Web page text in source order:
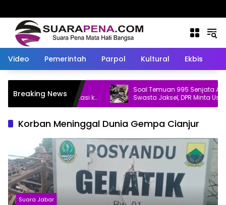
Video Pemerintah Parpol Kultural Ekbis
Breaking News
Dugaan
Pasar Baru Bekasi ke
Soal Temuan 995 Senjata Api di
Swasta Jaksel, DPR Minta Usut Tuntas
Korban Meninggal Dunia Gempa Cianjur
Suara Jabar